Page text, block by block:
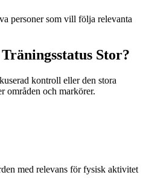
personer som vill följa relevanta
Stor?
kontroll eller den stora
områden och markörer.
med relevans för fysisk aktivitet